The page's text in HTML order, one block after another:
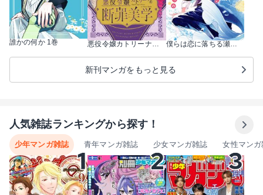
誰かの何か 1巻 悪役令嬢カトリーナの断罪美学 1巻 僕らは恋に落ちる瀬戸際で 1巻
新刊マンガをもっと見る
人気雑誌ランキングから探す！
少年マンガ雑誌 青年マンガ雑誌 少女マンガ雑誌 女性マンガ